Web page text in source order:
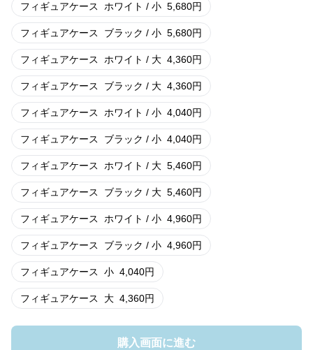
フィギュアケース ホワイト / 小 5,680円
フィギュアケース ブラック / 小 5,680円
フィギュアケース ホワイト / 大 4,360円
フィギュアケース ブラック / 大 4,360円
フィギュアケース ホワイト / 小 4,040円
フィギュアケース ブラック / 小 4,040円
フィギュアケース ホワイト / 大 5,460円
フィギュアケース ブラック / 大 5,460円
フィギュアケース ホワイト / 小 4,960円
フィギュアケース ブラック / 小 4,960円
フィギュアケース 小 4,040円
フィギュアケース 大 4,360円
購入画面に進む